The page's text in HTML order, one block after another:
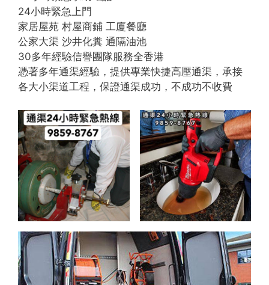
24小時緊急上門
家居屋苑 村屋商鋪 工廈餐廳
公家大渠 沙井化糞 通隔油池
30多年經驗信譽團隊服務全香港
憑著多年通渠經驗，提供專業快捷高壓通渠，承接
各大小渠道工程，保證通渠成功，不成功不收費